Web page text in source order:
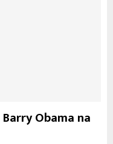
Obama na